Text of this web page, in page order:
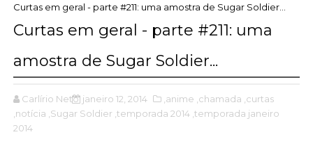
Curtas em geral - parte #211: uma amostra de Sugar Soldier...
Curtas em geral - parte #211: uma
amostra de Sugar Soldier...
Carlírio Neto janeiro 12, 2014 ,anime ,chamada ,curtas
,notícia ,Sugar Soldier ,temporada 2014 ,temporada janeiro
2014